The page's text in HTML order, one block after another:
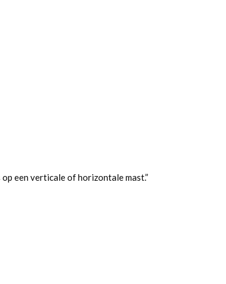
een verticale of horizontale mast.”